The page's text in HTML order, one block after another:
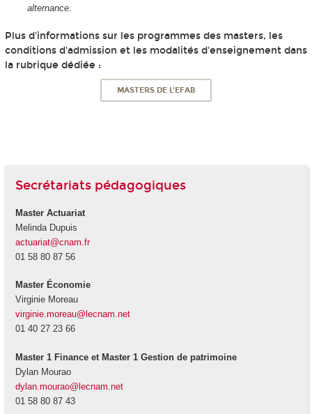
alternance.
Plus d'informations sur les programmes des masters, les
conditions d'admission et les modalités d'enseignement dans
la rubrique dédiée :
MASTERS DE L'EFAB
Secrétariats pédagogiques
Master Actuariat
Melinda Dupuis
actuariat@cnam.fr
01 58 80 87 56
Master Économie
Virginie Moreau
virginie.moreau@lecnam.net
01 40 27 23 66
Master 1 Finance et Master 1 Gestion de patrimoine
Dylan Mourao
dylan.mourao@lecnam.net
01 58 80 87 43